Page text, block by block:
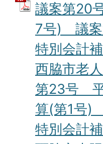
議案第20
7号) 議案
特別会計
西脇市老
第23号 平
算(第1号)
特別会計